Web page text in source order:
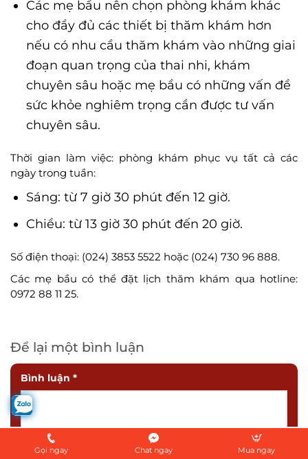
Các mẹ bầu nên chọn phòng khám khác
cho đầy đủ các thiết bị thăm khám hơn
nếu có nhu cầu thăm khám vào những giai
đoạn quan trọng của thai nhi, khám
chuyên sâu hoặc mẹ bầu có những vấn đề
sức khỏe nghiêm trọng cần được tư vấn
chuyên sâu.
Thời gian làm việc: phòng khám phục vụ tất cả các
ngày trong tuần:
Sáng: từ 7 giờ 30 phút đến 12 giờ.
Chiều: từ 13 giờ 30 phút đến 20 giờ.
Số điện thoại: (024) 3853 5522 hoặc (024) 730 96 888.
Các mẹ bầu có thể đặt lịch thăm khám qua hotline:
0972 88 11 25.
Để lại một bình luận
Bình luận *
Gọi ngay Chat ngay Mua ngay